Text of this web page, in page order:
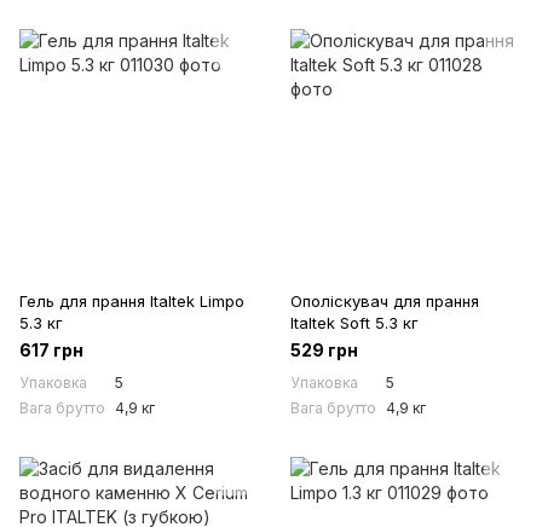
Гель для прання Italtek Limpo
5.3 кг
617 грн
Упаковка
5
Вага брутто 4,9 кг
Ополіскувач для прання
Italtek Soft 5.3 кг
529 грн
Упаковка
5
Вага брутто 4,9 кг